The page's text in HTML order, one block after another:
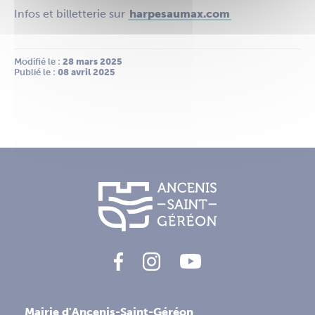
Infos et billetterie sur harpesaumax.com
Modifié le : 28 mars 2025
Publié le : 08 avril 2025
Mairie d'Ancenis-Saint-Géréon